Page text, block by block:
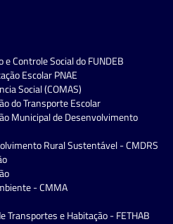
Controle Social do FUNDEB
Escolar PNAE
Social (COMAS)
do Transporte Escolar
Municipal de Desenvolvimento
Rural Sustentável - CMDRS
- CMMA
Transportes e Habitação - FETHAB